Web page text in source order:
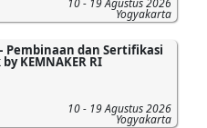
10 - 19 Agustus 2026
Yogyakarta
Pembinaan dan Sertifikasi
KEMNAKER RI
10 - 19 Agustus 2026
Yogyakarta